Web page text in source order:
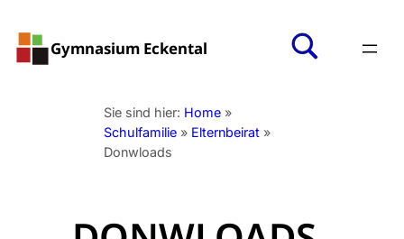
Inhalt
springen
Gymnasium Eckental
Sie sind hier: Home »
Schulfamilie » Elternbeirat »
Donwloads